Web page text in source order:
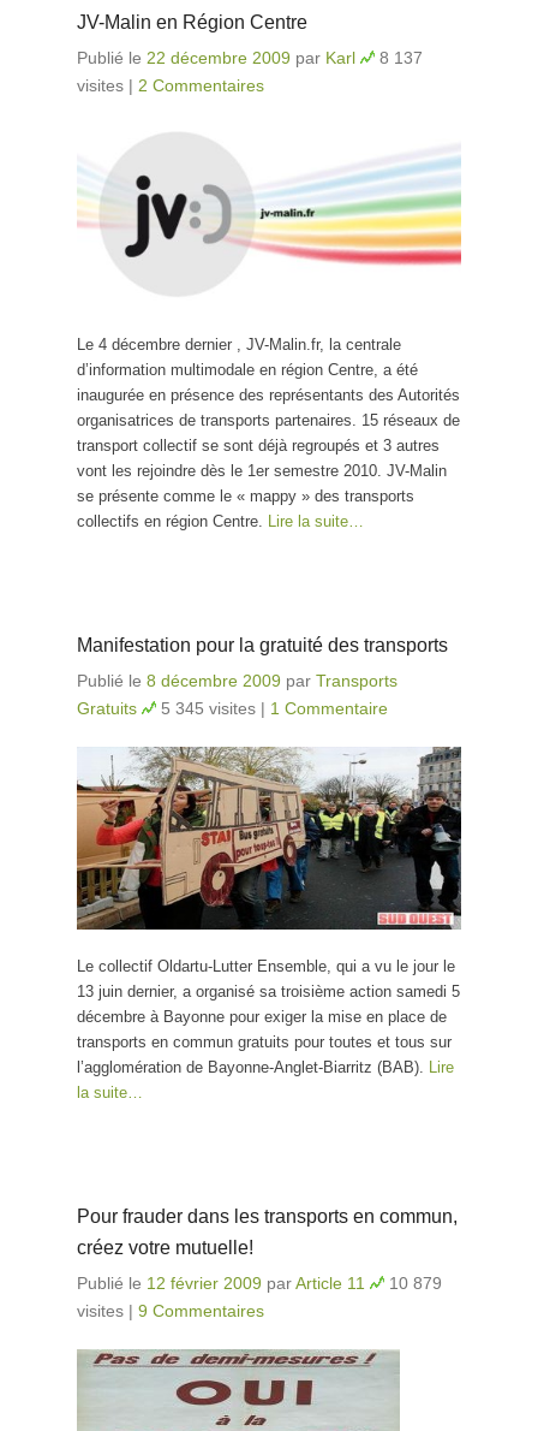
JV-Malin en Région Centre
Publié le 22 décembre 2009 par Karl
8 137
visites | 2 Commentaires
Le 4 décembre dernier , JV-Malin.fr, la centrale
d’information multimodale en région Centre, a été
inaugurée en présence des représentants des Autorités
organisatrices de transports partenaires. 15 réseaux de
transport collectif se sont déjà regroupés et 3 autres
vont les rejoindre dès le 1er semestre 2010. JV-Malin
se présente comme le « mappy » des transports
collectifs en région Centre.
Lire la suite…
Manifestation pour la gratuité des transports
Publié le 8 décembre 2009 par Transports
Gratuits
5 345 visites | 1 Commentaire
Le collectif Oldartu-Lutter Ensemble, qui a vu le jour le
13 juin dernier, a organisé sa troisième action samedi 5
décembre à Bayonne pour exiger la mise en place de
transports en commun gratuits pour toutes et tous sur
l’agglomération de Bayonne-Anglet-Biarritz (BAB). Lire
la suite…
Pour frauder dans les transports en commun,
créez votre mutuelle!
Publié le 12 février 2009 parArticle 11
10 879
visites | 9 Commentaires